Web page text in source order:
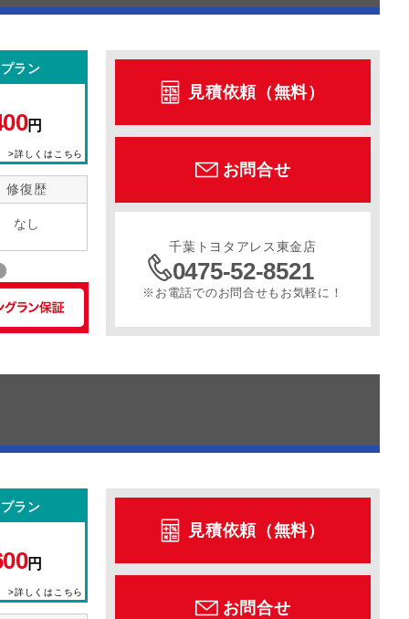
ラン
円
>詳しくはこちら
修復歴
なし
見積依頼（無料）
お問合せ
千葉トヨタアレス東金店
0475-52-8521
※お電話でのお問合せもお気軽に！
ラン
円
>詳しくはこちら
見積依頼（無料）
お問合せ